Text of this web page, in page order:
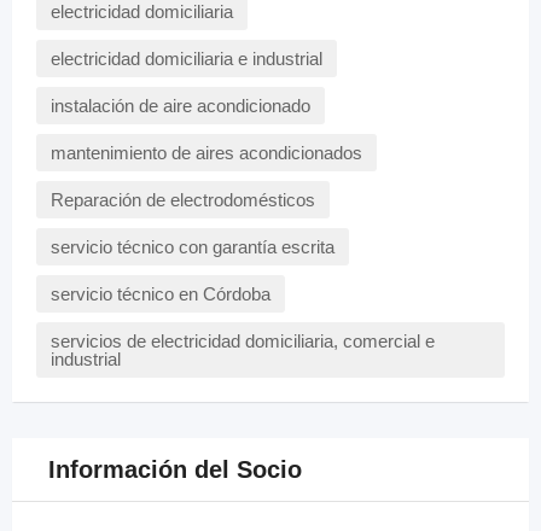
electricidad domiciliaria
electricidad domiciliaria e industrial
instalación de aire acondicionado
mantenimiento de aires acondicionados
Reparación de electrodomésticos
servicio técnico con garantía escrita
servicio técnico en Córdoba
servicios de electricidad domiciliaria, comercial e
industrial
Información del Socio